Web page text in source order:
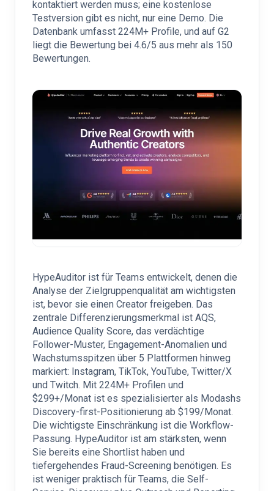
kontaktiert werden muss; eine kostenlose
Testversion gibt es nicht, nur eine Demo. Die
Datenbank umfasst 224M+ Profile, und auf G2
liegt die Bewertung bei 4.6/5 aus mehr als 150
Bewertungen.
HypeAuditor ist für Teams entwickelt, denen die
Analyse der Zielgruppenqualität am wichtigsten
ist, bevor sie einen Creator freigeben. Das
zentrale Differenzierungsmerkmal ist AQS,
Audience Quality Score, das verdächtige
Follower-Muster, Engagement-Anomalien und
Wachstumsspitzen über 5 Plattformen hinweg
markiert: Instagram, TikTok, YouTube, Twitter/X
und Twitch. Mit 224M+ Profilen und
$299+/Monat ist es spezialisierter als Modashs
Discovery-first-Positionierung ab $199/Monat.
Die wichtigste Einschränkung ist die Workflow-
Passung. HypeAuditor ist am stärksten, wenn
Sie bereits eine Shortlist haben und
tiefergehendes Fraud-Screening benötigen. Es
ist weniger praktisch für Teams, die Self-